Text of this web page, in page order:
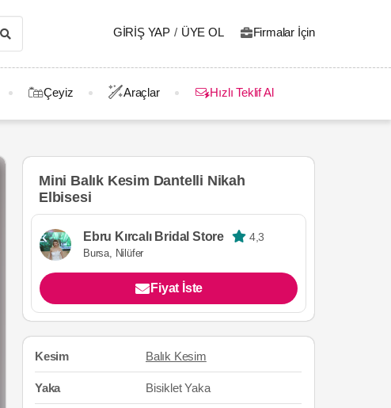
GIRIŞ YAP / ÜYE OL Firmalar İçin
Çeyiz Araçlar Hızlı Teklif Al
Mini Balık Kesim Dantelli Nikah
Elbisesi
Ebru Kırcalı Bridal Store 4,3
Bursa, Nilüfer
Fiyat İste
Kesim Balık Kesim
Yaka Bisiklet Yaka